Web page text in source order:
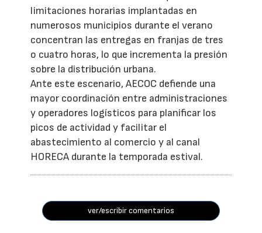
limitaciones horarias implantadas en
numerosos municipios durante el verano
concentran las entregas en franjas de tres
o cuatro horas, lo que incrementa la presión
sobre la distribución urbana.
Ante este escenario, AECOC defiende una
mayor coordinación entre administraciones
y operadores logísticos para planificar los
picos de actividad y facilitar el
abastecimiento al comercio y al canal
HORECA durante la temporada estival.
ver/escribir comentarios